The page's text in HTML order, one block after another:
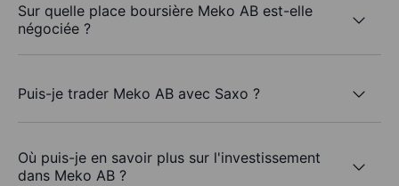
Sur quelle place boursière Meko AB est-elle
négociée ?
Puis-je trader Meko AB avec Saxo ?
Où puis-je en savoir plus sur l'investissement
dans Meko AB ?